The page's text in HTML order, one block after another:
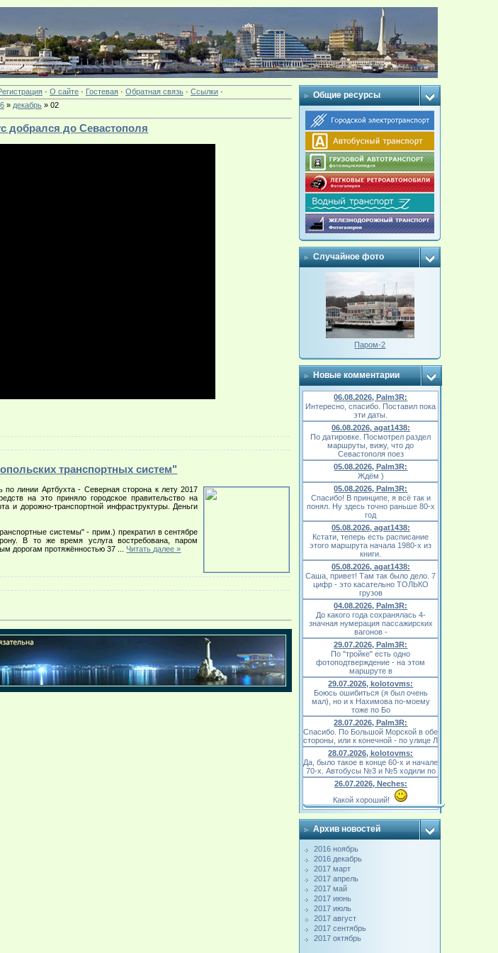
· О сайте· Гостевая· Обратная связь· Ссылки·
» декабрь » 02
добрался до Севастополя
транспортных систем"
линии Артбухта - Северная сторона к лету 2017
на это приняло городское правительство на
и дорожно-транспортной инфраструктуры. Деньги
системы" - прим.) прекратил в сентябре
В то же время услуга востребована, паром
дорогам протяжённостью 37
Читать далее »
Общие ресурсы
Случайное фото
Паром-2
Новые комментарии
06.08.2026, Palm3R:
Интересно, спасибо. Поставил пока
эти даты.
06.08.2026, agat1438:
По датировке. Посмотрел раздел
маршруты, вижу, что до
Севастополя поез
05.08.2026, Palm3R:
Ждём )
05.08.2026, Palm3R:
Спасибо! В принципе, я всё так и
понял. Ну здесь точно раньше 80-х
год
05.08.2026, agat1438:
Кстати, теперь есть расписание
этого маршрута начала 1980-х из
книги.
05.08.2026, agat1438:
Саша, привет! Там так было дело. 7
цифр - это касательно ТОЛЬКО
грузов
04.08.2026, Palm3R:
До какого года сохранялась 4-
значная нумерация пассажирских
вагонов -
29.07.2026, Palm3R:
По "тройке" есть одно
фотоподтверждение - на этом
маршруте в
29.07.2026, kolotovms:
Боюсь ошибиться (я был очень
мал), но и к Нахимова по-моему
тоже по Бо
28.07.2026, Palm3R:
Спасибо. По Большой Морской в обе
стороны, или к конечной - по улице Л
28.07.2026, kolotovms:
Да, было такое в конце 60-х и начале
70-х. Автобусы №3 и №5 ходили по
26.07.2026, Neches:
Какой хороший!
Архив новостей
2016 ноябрь
2016 декабрь
2017 март
2017 апрель
2017 май
2017 июнь
2017 июль
2017 август
2017 сентябрь
2017 октябрь